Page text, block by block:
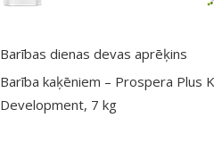
Barības dienas devas aprēķins
Barība kaķēniem – Prospera Plus
Development, 7 kg